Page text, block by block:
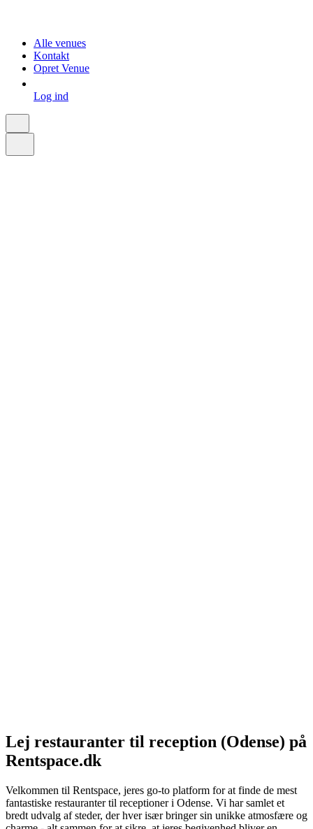
Alle venues
Kontakt
Opret Venue
Log ind
Lej restauranter til reception (Odense) på
Rentspace.dk
Velkommen til Rentspace, jeres go-to platform for at finde de mest
fantastiske restauranter til receptioner i Odense. Vi har samlet et
bredt udvalg af steder, der hver især bringer sin unikke atmosfære og